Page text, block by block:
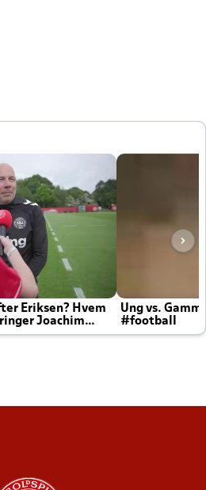
Eriksen? Hvem
Joachim
Ung vs.
#football